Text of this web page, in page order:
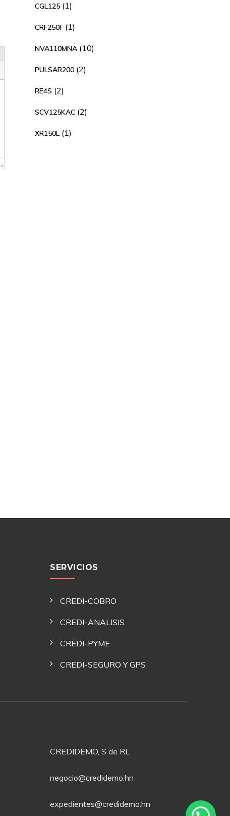
CGL125 11
CRF250F 11
NVA110MNA 1010
PULSAR200 22
RE4S 22
SCV125KAC 22
XR150L 11
SERVICIOS
CREDI-COBRO
CREDI-ANALISIS
CREDI-PYME
CREDI-SEGURO Y GPS
CREDIDEMO, S de RL
negocio@credidemo.hn
expedientes@credidemo.hn